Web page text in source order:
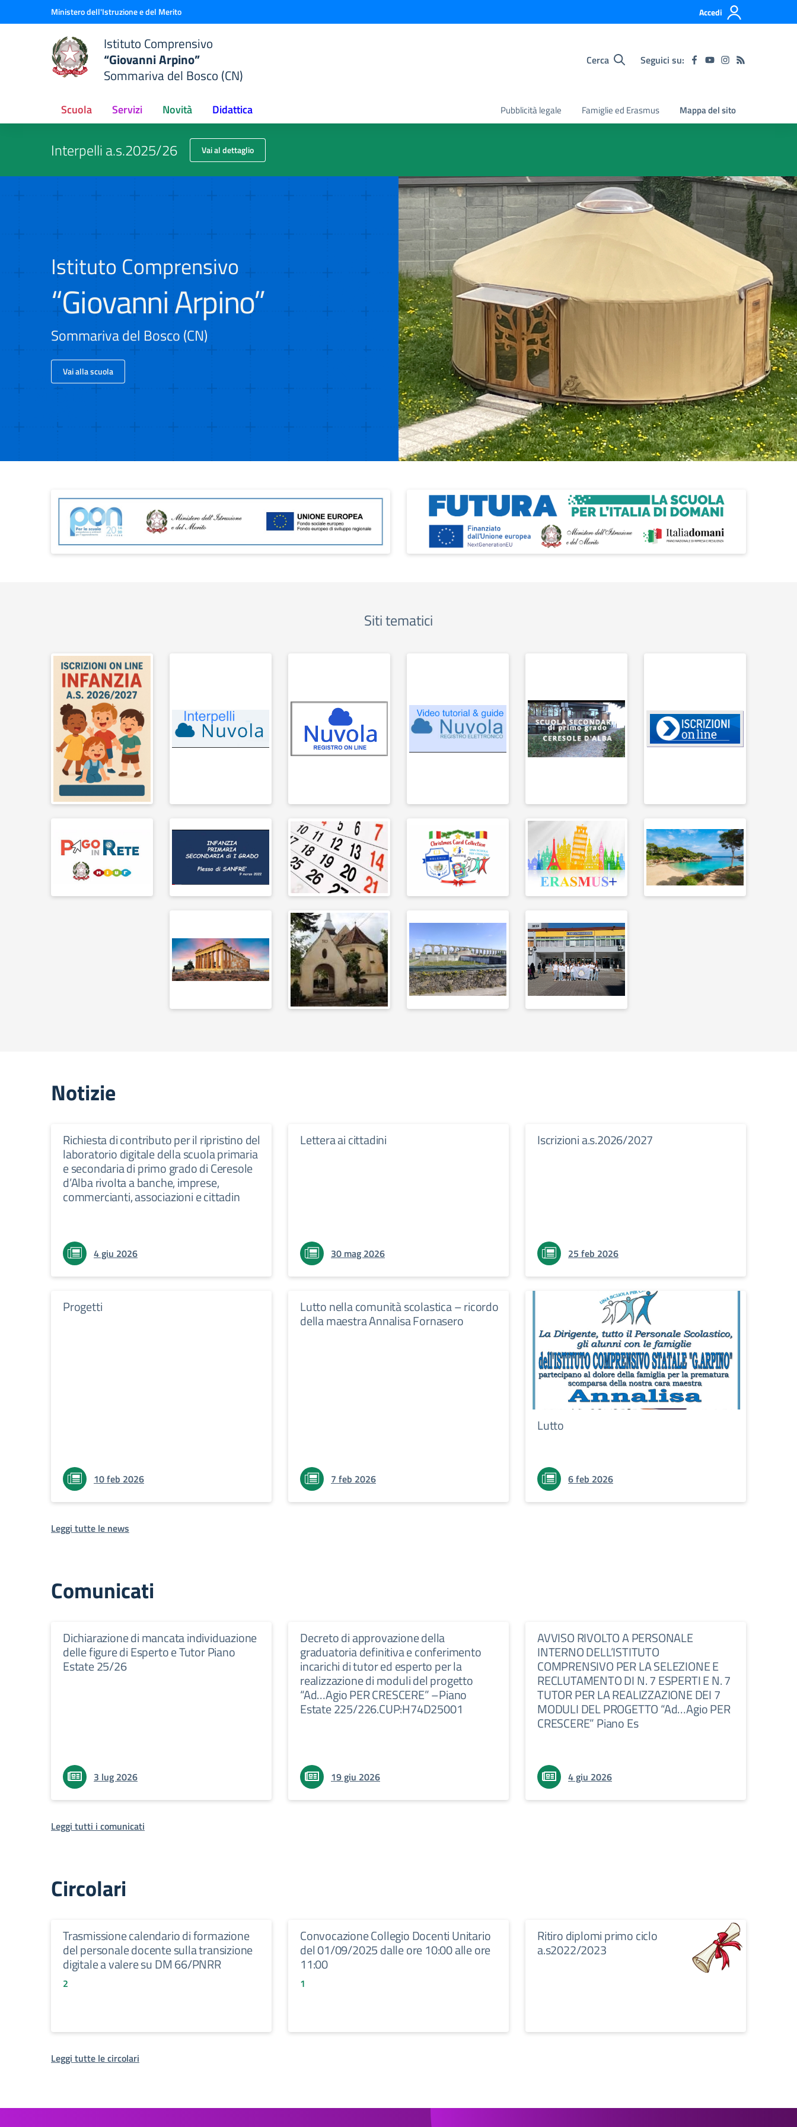
Vai ai contenuti
Vai al menu di navigazioneMinistero dell'Istruzione e del Merito Accedi
Istituto Comprensivo
“Giovanni Arpino”
Sommariva del Bosco (CN)
Cerca Seguici su:
Scuola Servizi Novità Didattica Pubblicità legale Famiglie ed Erasmus Mappa del sito
Interpelli a.s.2025/26 Vai al dettaglio
Istituto Comprensivo
“Giovanni Arpino”
Sommariva del Bosco (CN)
Vai alla scuola
Siti tematici
Notizie
Richiesta di contributo per il ripristino del
laboratorio digitale della scuola primaria
e secondaria di primo grado di Ceresole
d’Alba rivolta a banche, imprese,
commercianti, associazioni e cittadin
4 giu 2026
Lettera ai cittadini
30 mag 2026
Iscrizioni a.s.2026/2027
25 feb 2026
Progetti
10 feb 2026
Lutto nella comunità scolastica – ricordo
della maestra Annalisa Fornasero
7 feb 2026
Lutto
6 feb 2026
Leggi tutte le news
Comunicati
Dichiarazione di mancata individuazione
delle figure di Esperto e Tutor Piano
Estate 25/26
3 lug 2026
Decreto di approvazione della
graduatoria definitiva e conferimento
incarichi di tutor ed esperto per la
realizzazione di moduli del progetto
“Ad…Agio PER CRESCERE” –Piano
Estate 225/226.CUP:H74D25001
19 giu 2026
AVVISO RIVOLTO A PERSONALE
INTERNO DELL’ISTITUTO
COMPRENSIVO PER LA SELEZIONE E
RECLUTAMENTO DI N. 7 ESPERTI E N. 7
TUTOR PER LA REALIZZAZIONE DEI 7
MODULI DEL PROGETTO “Ad…Agio PER
CRESCERE” Piano Es
4 giu 2026
Leggi tutti i comunicati
Circolari
Trasmissione calendario di formazione
del personale docente sulla transizione
digitale a valere su DM 66/PNRR
2
Convocazione Collegio Docenti Unitario
del 01/09/2025 dalle ore 10:00 alle ore
11:00
1
Ritiro diplomi primo ciclo
a.s2022/2023
Leggi tutte le circolari